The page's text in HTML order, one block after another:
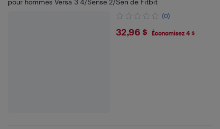
pour hommes Versa 3 4/Sense 2/Sen de Fitbit
(0)
$32.96
32,96 $ Économisez 4 $